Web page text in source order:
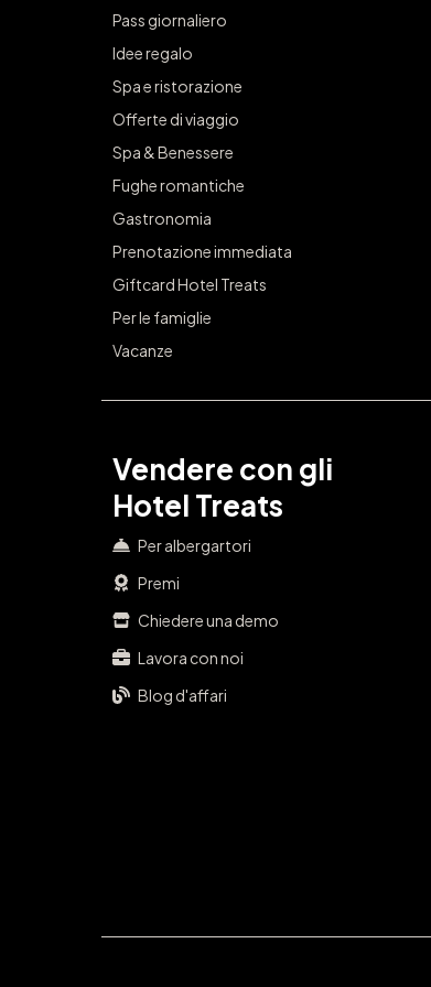
Pass giornaliero
Idee regalo
Spa e ristorazione
Offerte di viaggio
Spa & Benessere
Fughe romantiche
Gastronomia
Prenotazione immediata
Giftcard Hotel Treats
Per le famiglie
Vacanze
Vendere con gli
Hotel Treats
Per albergartori
Premi
Chiedere una demo
Lavora con noi
Blog d'affari